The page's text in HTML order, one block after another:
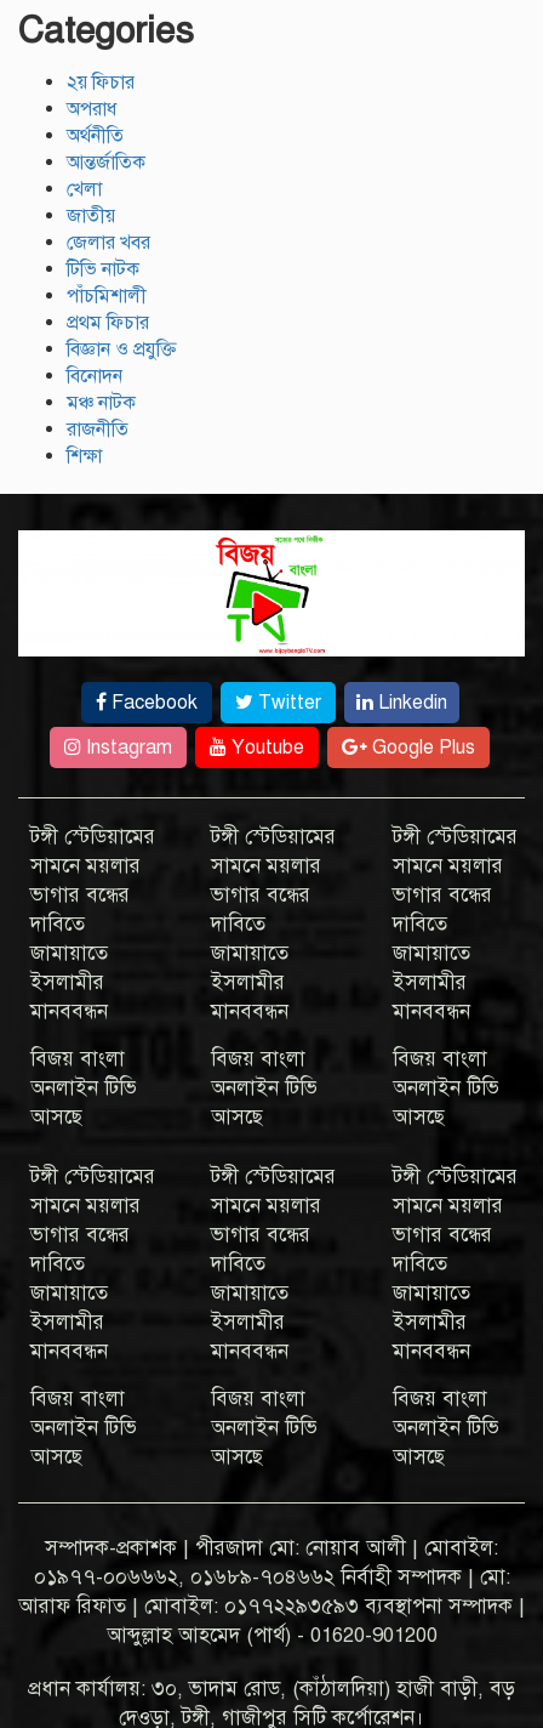
Categories
২য় ফিচার
অপরাধ
অর্থনীতি
আন্তর্জাতিক
খেলা
জাতীয়
জেলার খবর
টিভি নাটক
পাঁচমিশালী
প্রথম ফিচার
বিজ্ঞান ও প্রযুক্তি
বিনোদন
মঞ্চ নাটক
রাজনীতি
শিক্ষা
Facebook Twitter
Linkedin
Instagram
Youtube Google Plus
টঙ্গী স্টেডিয়ামের
সামনে ময়লার
ভাগার বন্ধের
দাবিতে
জামায়াতে
ইসলামীর
মানববন্ধন
বিজয় বাংলা
অনলাইন টিভি
আসছে
টঙ্গী স্টেডিয়ামের
সামনে ময়লার
ভাগার বন্ধের
দাবিতে
জামায়াতে
ইসলামীর
মানববন্ধন
বিজয় বাংলা
অনলাইন টিভি
আসছে
টঙ্গী স্টেডিয়ামের
সামনে ময়লার
ভাগার বন্ধের
দাবিতে
জামায়াতে
ইসলামীর
মানববন্ধন
বিজয় বাংলা
অনলাইন টিভি
আসছে
টঙ্গী স্টেডিয়ামের
সামনে ময়লার
ভাগার বন্ধের
দাবিতে
জামায়াতে
ইসলামীর
মানববন্ধন
বিজয় বাংলা
অনলাইন টিভি
আসছে
টঙ্গী স্টেডিয়ামের
সামনে ময়লার
ভাগার বন্ধের
দাবিতে
জামায়াতে
ইসলামীর
মানববন্ধন
বিজয় বাংলা
অনলাইন টিভি
আসছে
টঙ্গী স্টেডিয়ামের
সামনে ময়লার
ভাগার বন্ধের
দাবিতে
জামায়াতে
ইসলামীর
মানববন্ধন
বিজয় বাংলা
অনলাইন টিভি
আসছে
সম্পাদক-প্রকাশক | পীরজাদা মো: নোয়াব আলী | মোবাইল:
০১৯৭৭-০০৬৬৬২, ০১৬৮৯-৭০৪৬৬২ নির্বাহী সম্পাদক | মো:
আরাফ রিফাত | মোবাইল: ০১৭৭২২৯৩৫৯৩ ব্যবস্থাপনা সম্পাদক |
আব্দুল্লাহ আহমেদ (পার্থ) - 01620-901200
প্রধান কার্যালয়: ৩০, ভাদাম রোড, (কাঁঠালদিয়া) হাজী বাড়ী, বড়
দেওড়া, টঙ্গী, গাজীপুর সিটি কর্পোরেশন।